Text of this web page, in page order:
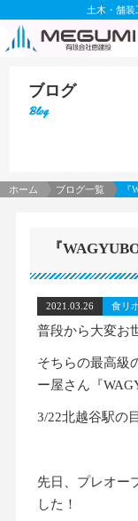
土木・舗装
ブログ
Blog
ホーム ブログ一覧 『
『
2021.03.26 食リ
普段から大変お
そちらの最高級
ー屋さん『
3/22北越谷駅の
先日、プレオー
した！